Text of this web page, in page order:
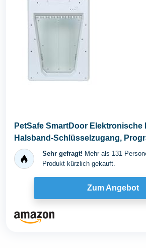
PetSafe SmartDoor Elektronische
Halsband-Schlüsselzugang,
Modi...
Sehr gefragt! Mehr als 131
Produkt kürzlich gekauft.
Zum Angebot